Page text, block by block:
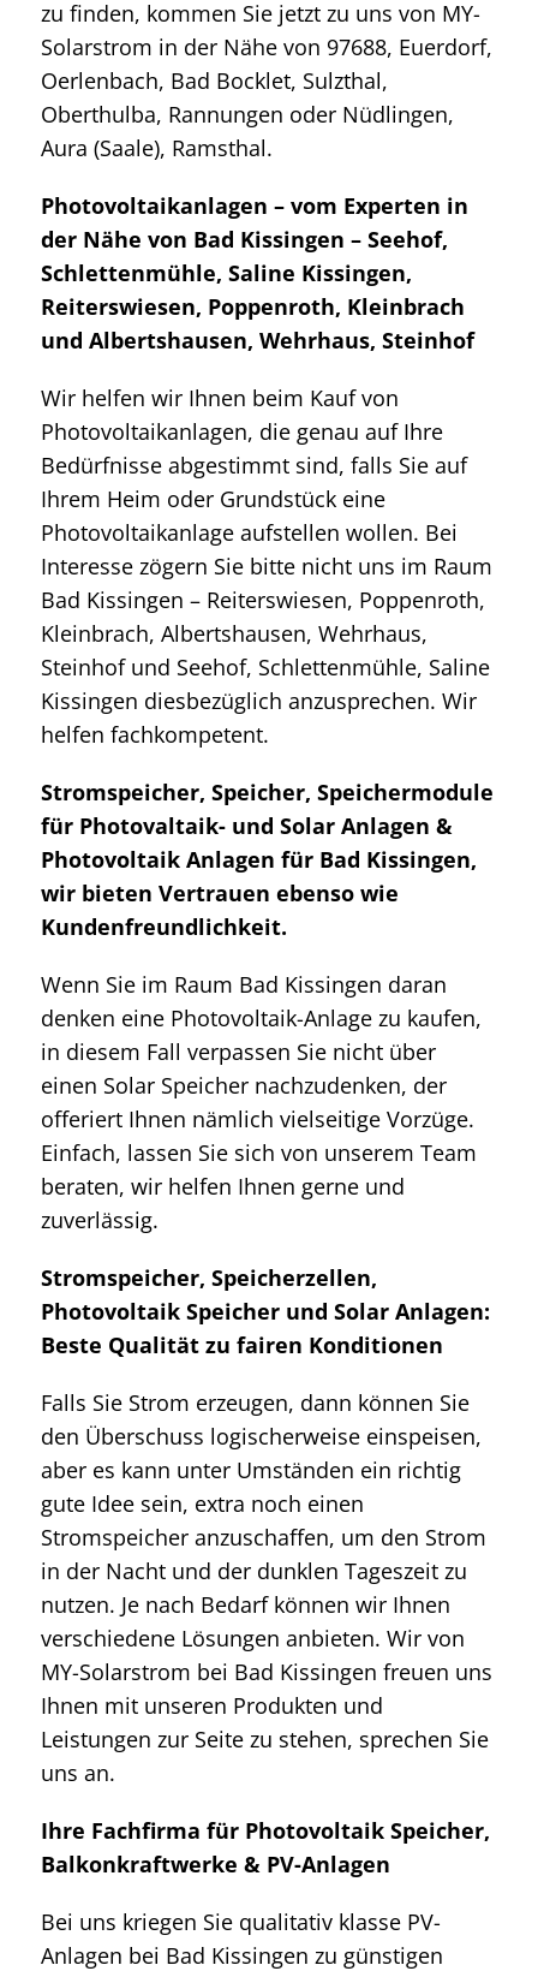
zu finden, kommen Sie jetzt zu uns von MY-
Solarstrom in der Nähe von 97688, Euerdorf,
Oerlenbach, Bad Bocklet, Sulzthal,
Oberthulba, Rannungen oder Nüdlingen,
Aura (Saale), Ramsthal.
Photovoltaikanlagen – vom Experten in
der Nähe von Bad Kissingen – Seehof,
Schlettenmühle, Saline Kissingen,
Reiterswiesen, Poppenroth, Kleinbrach
und Albertshausen, Wehrhaus, Steinhof
Wir helfen wir Ihnen beim Kauf von
Photovoltaikanlagen, die genau auf Ihre
Bedürfnisse abgestimmt sind, falls Sie auf
Ihrem Heim oder Grundstück eine
Photovoltaikanlage aufstellen wollen. Bei
Interesse zögern Sie bitte nicht uns im Raum
Bad Kissingen – Reiterswiesen, Poppenroth,
Kleinbrach, Albertshausen, Wehrhaus,
Steinhof und Seehof, Schlettenmühle, Saline
Kissingen diesbezüglich anzusprechen. Wir
helfen fachkompetent.
Stromspeicher, Speicher, Speichermodule
für Photovaltaik- und Solar Anlagen &
Photovoltaik Anlagen für Bad Kissingen,
wir bieten Vertrauen ebenso wie
Kundenfreundlichkeit.
Wenn Sie im Raum Bad Kissingen daran
denken eine Photovoltaik-Anlage zu kaufen,
in diesem Fall verpassen Sie nicht über
einen Solar Speicher nachzudenken, der
offeriert Ihnen nämlich vielseitige Vorzüge.
Einfach, lassen Sie sich von unserem Team
beraten, wir helfen Ihnen gerne und
zuverlässig.
Stromspeicher, Speicherzellen,
Photovoltaik Speicher und Solar Anlagen:
Beste Qualität zu fairen Konditionen
Falls Sie Strom erzeugen, dann können Sie
den Überschuss logischerweise einspeisen,
aber es kann unter Umständen ein richtig
gute Idee sein, extra noch einen
Stromspeicher anzuschaffen, um den Strom
in der Nacht und der dunklen Tageszeit zu
nutzen. Je nach Bedarf können wir Ihnen
verschiedene Lösungen anbieten. Wir von
MY-Solarstrom bei Bad Kissingen freuen uns
Ihnen mit unseren Produkten und
Leistungen zur Seite zu stehen, sprechen Sie
uns an.
Ihre Fachfirma für Photovoltaik Speicher,
Balkonkraftwerke & PV-Anlagen
Bei uns kriegen Sie qualitativ klasse PV-
Anlagen bei Bad Kissingen zu günstigen